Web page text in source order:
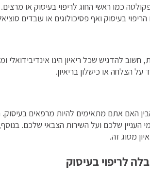
כמו ראשי החוג לריפוי בעיסוק או
בעיסוק ואף פסיכולוגים או עובדים
30 דק'. עם זאת, חשוב להדגיש שכל ריאיון הינו
על הצלחה או כישלון בריאיון.
האם אתם מתאימים להיות מרפאים בעיסוק.
העניין שלכם ועל השירות הצבאי שלכם.
מסוג זה.
לריפוי בעיסוק